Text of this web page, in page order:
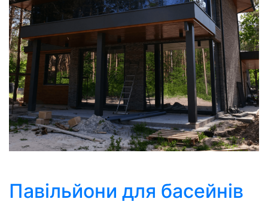
Павільйони для басейнів